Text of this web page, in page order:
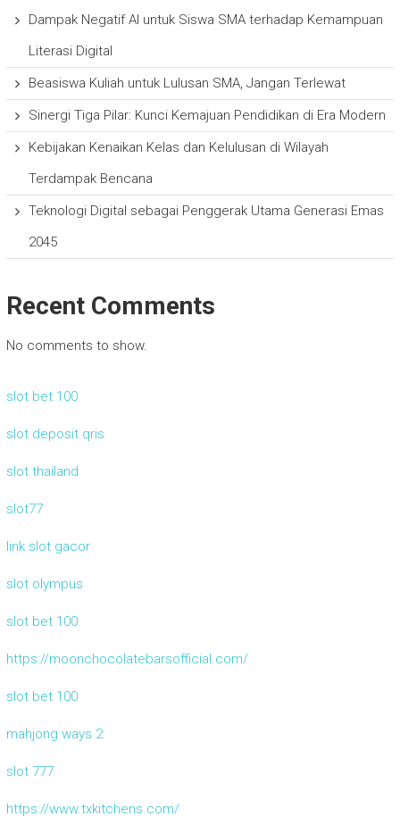
Dampak Negatif AI untuk Siswa SMA terhadap Kemampuan
Literasi Digital
Beasiswa Kuliah untuk Lulusan SMA, Jangan Terlewat
Sinergi Tiga Pilar: Kunci Kemajuan Pendidikan di Era Modern
Kebijakan Kenaikan Kelas dan Kelulusan di Wilayah
Terdampak Bencana
Teknologi Digital sebagai Penggerak Utama Generasi Emas
2045
Recent Comments
No comments to show.
slot bet 100
slot deposit qris
slot thailand
slot77
link slot gacor
slot olympus
slot bet 100
https://moonchocolatebarsofficial.com/
slot bet 100
mahjong ways 2
slot 777
https://www.txkitchens.com/